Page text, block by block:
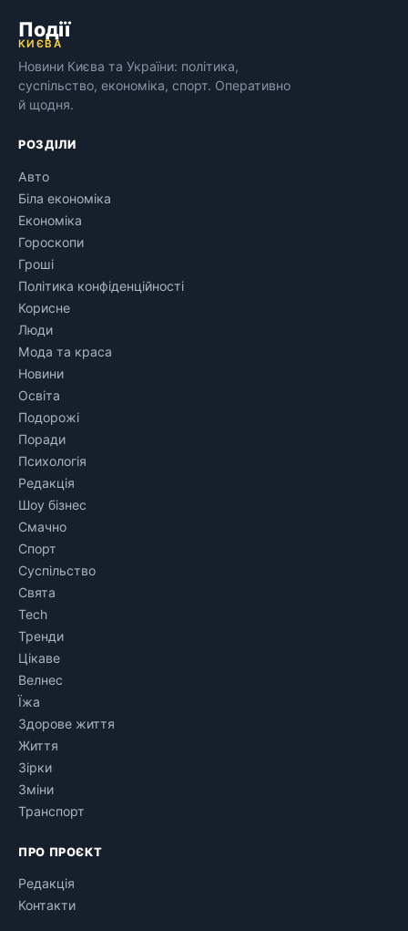
Події
КИЄВА
Новини Києва та України: політика,
суспільство, економіка, спорт. Оперативно
й щодня.
РОЗДІЛИ
Авто
Біла економіка
Економіка
Гороскопи
Гроші
Політика конфіденційності
Корисне
Люди
Мода та краса
Новини
Освіта
Подорожі
Поради
Психологія
Редакція
Шоу бізнес
Смачно
Спорт
Суспільство
Свята
Tech
Тренди
Цікаве
Велнес
Їжа
Здорове життя
Життя
Зірки
Зміни
Транспорт
ПРО ПРОЄКТ
Редакція
Контакти